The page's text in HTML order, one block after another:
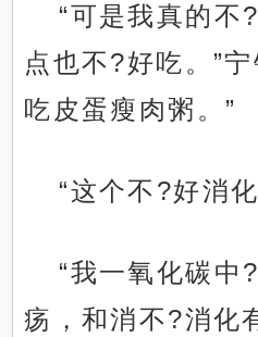
“可是我真的不
点也不?好吃。”
吃皮蛋瘦肉粥。”
“这个不?好消
“我一氧化碳中
疡，和消不?消化